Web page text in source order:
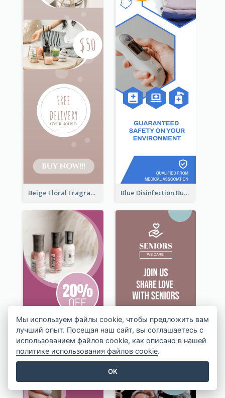
Beige Floral Fragrance Wide Skyscraper Banner Design Blue Disinfection Business Wide Skyscraper Banner Design
Мы используем файлы cookie, чтобы предложить вам
лучший опыт. Посещая наш сайт, вы соглашаетесь с
использованием файлов cookie, как описано в нашей
политике использования файлов cookie.
OK